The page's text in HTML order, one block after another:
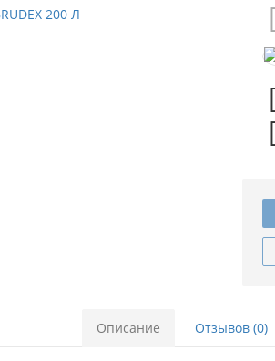
Описание Отзывов (0)